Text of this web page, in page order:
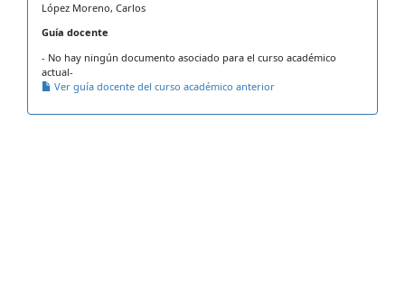
López Moreno, Carlos
Guía docente
- No hay ningún documento asociado para el curso académico
actual-
Ver guía docente del curso académico anterior